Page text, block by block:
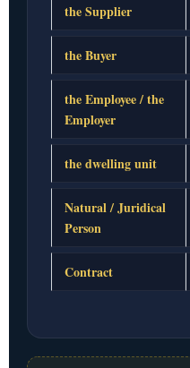
the Supplier
the Buyer
the Employee / the
Employer
the dwelling unit
Natural / Juridical
Person
Contract